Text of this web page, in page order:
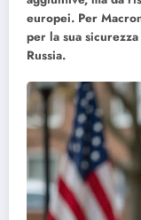
europei. Per
per la sua
Russia.